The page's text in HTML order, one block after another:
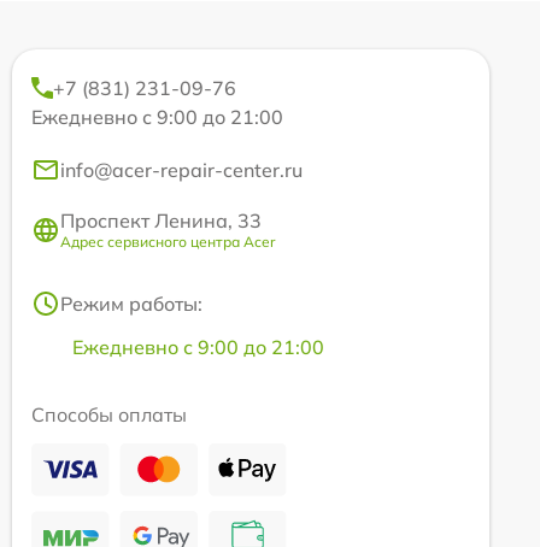
+7 (831) 231-09-76
Ежедневно с 9:00 до 21:00
info@acer-repair-center.ru
Проспект Ленина, 33
Адрес сервисного центра Acer
Режим работы:
Ежедневно с 9:00 до 21:00
Способы оплаты